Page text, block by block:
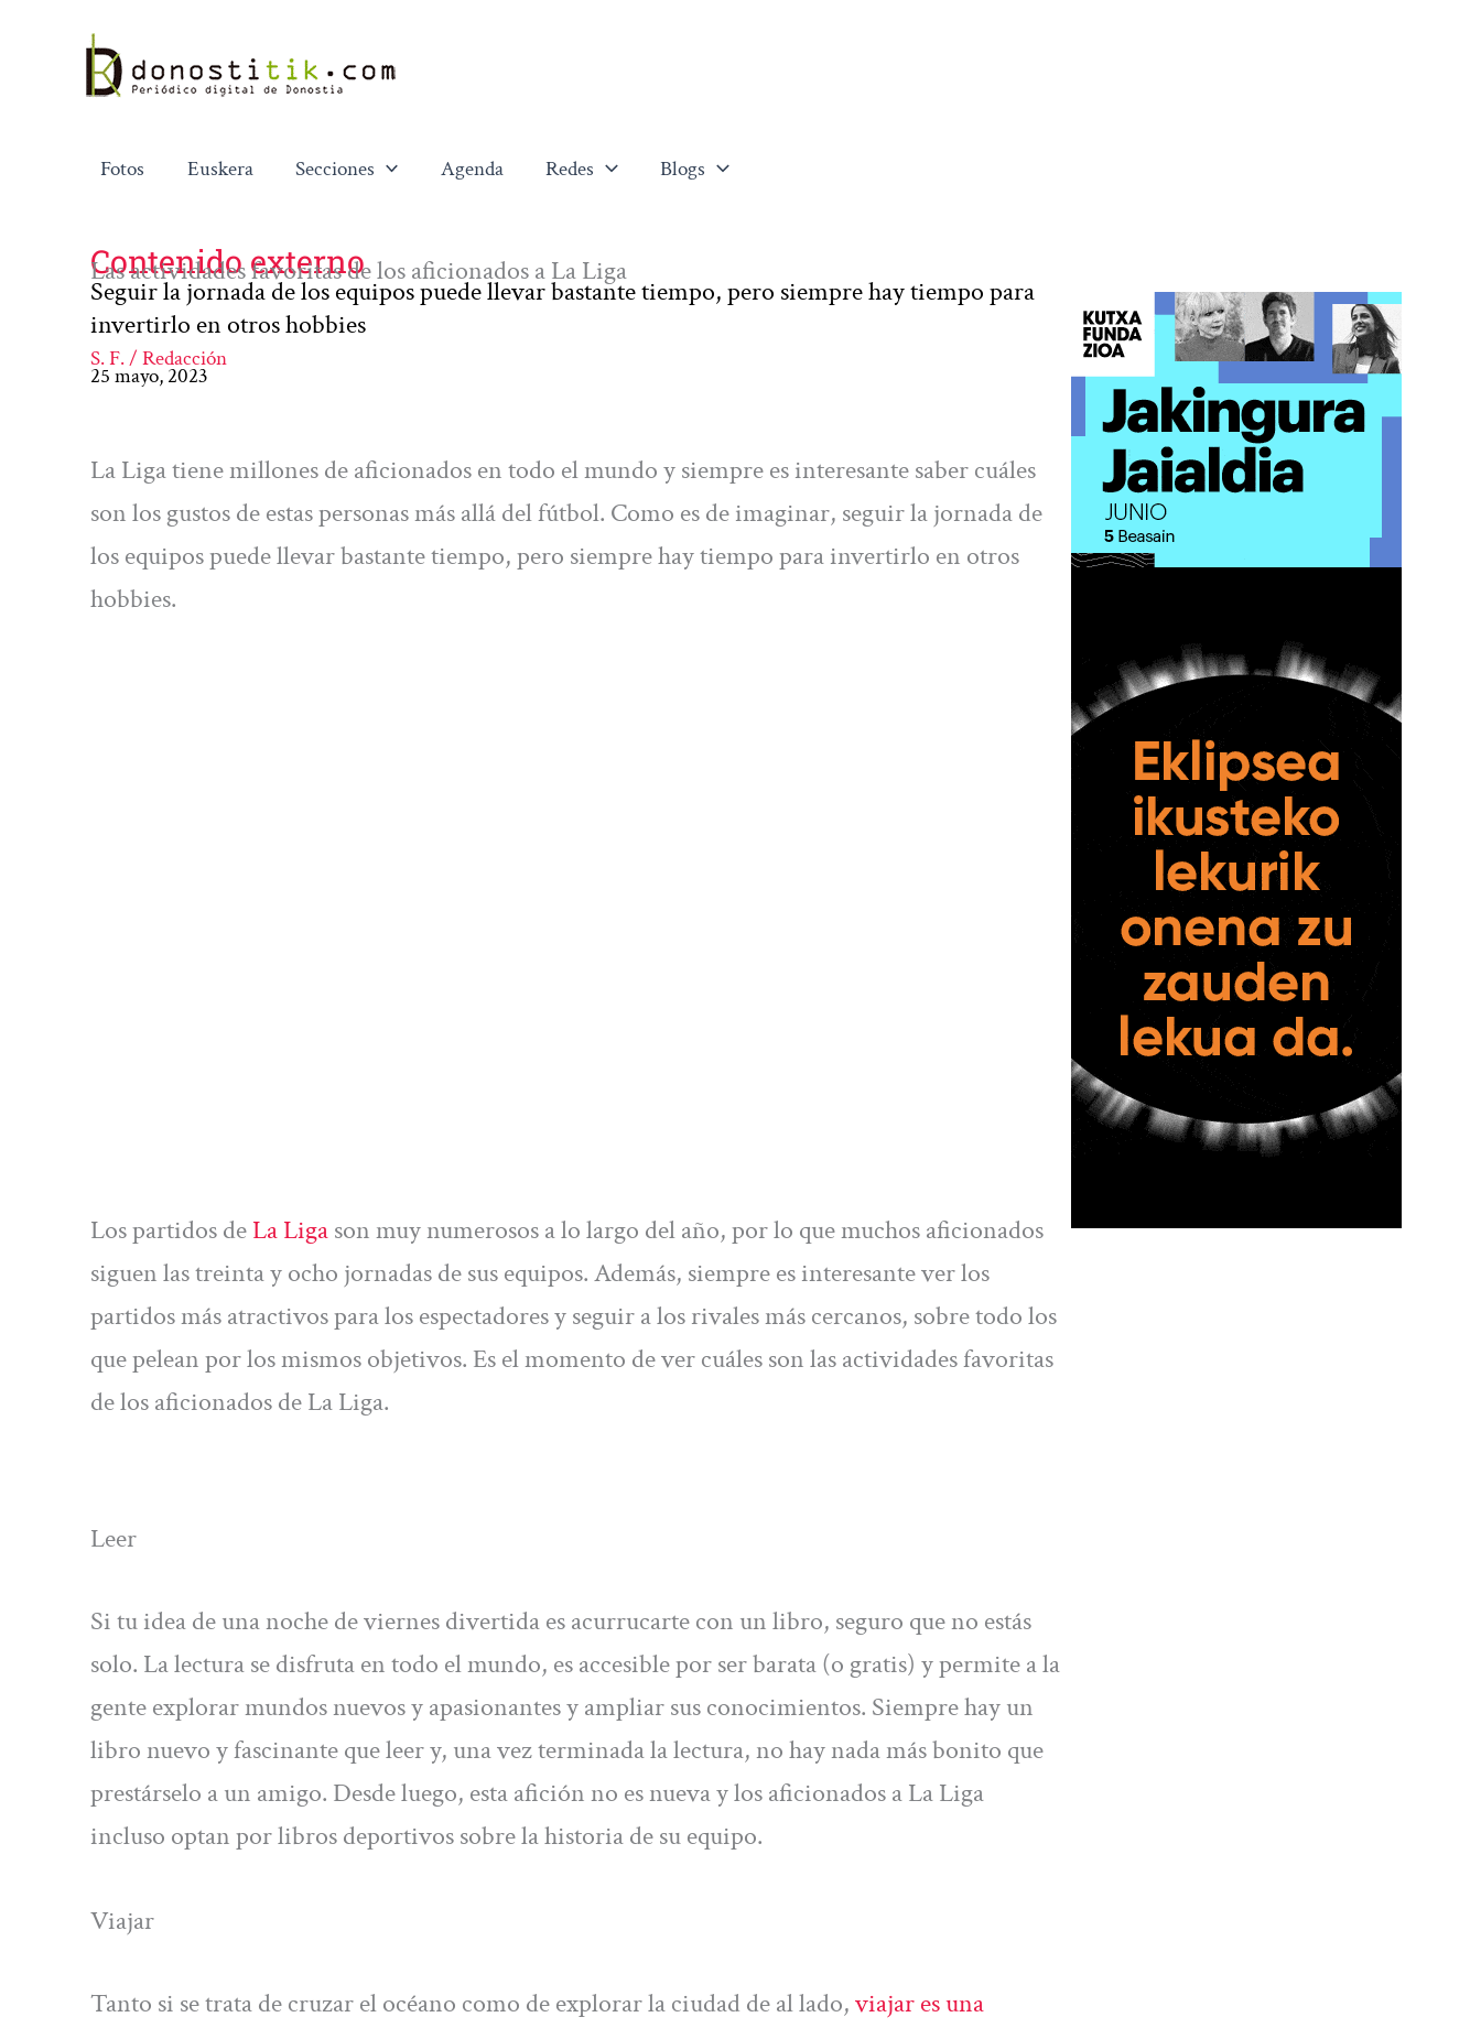
contenido
Fotos Euskera Secciones Agenda Redes Blogs
Contenido externo
Las actividades favoritas de los aficionados a La Liga
Seguir la jornada de los equipos puede llevar bastante tiempo, pero siempre hay tiempo para
invertirlo en otros hobbies
S. F. / Redacción
25 mayo, 2023
La Liga tiene millones de aficionados en todo el mundo y siempre es interesante saber cuáles
son los gustos de estas personas más allá del fútbol. Como es de imaginar, seguir la jornada de
los equipos puede llevar bastante tiempo, pero siempre hay tiempo para invertirlo en otros
hobbies.
Los partidos deLa Ligason muy numerosos a lo largo del año, por lo que muchos aficionados
siguen las treinta y ocho jornadas de sus equipos. Además, siempre es interesante ver los
partidos más atractivos para los espectadores y seguir a los rivales más cercanos, sobre todo los
que pelean por los mismos objetivos. Es el momento de ver cuáles son las actividades favoritas
de los aficionados de La Liga.
Leer
Si tu idea de una noche de viernes divertida es acurrucarte con un libro, seguro que no estás
solo. La lectura se disfruta en todo el mundo, es accesible por ser barata (o gratis) y permite a la
gente explorar mundos nuevos y apasionantes y ampliar sus conocimientos. Siempre hay un
libro nuevo y fascinante que leer y, una vez terminada la lectura, no hay nada más bonito que
prestárselo a un amigo. Desde luego, esta afición no es nueva y los aficionados a La Liga
incluso optan por libros deportivos sobre la historia de su equipo.
Viajar
Tanto si se trata de cruzar el océano como de explorar la ciudad de al lado,viajar es una